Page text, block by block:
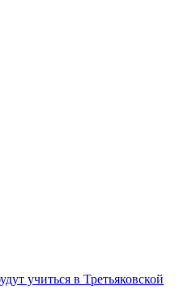
учиться в Третьяковской